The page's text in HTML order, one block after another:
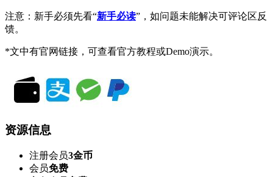
注意：新手必须先看“新手必读”，如问题未能解决可评论区反
馈。
*文中有官网链接，可查看官方教程或Demo演示。
资源信息
注册会员3金币
会员免费